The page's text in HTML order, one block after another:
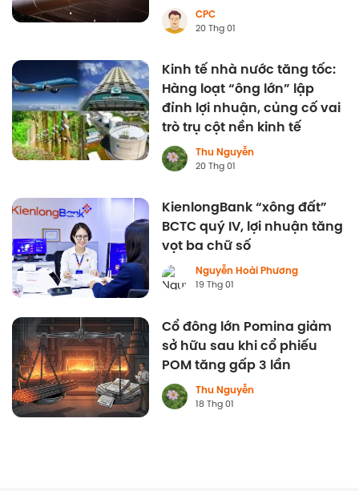
CPC
20 Thg 01
Kinh tế nhà nước tăng tốc:
Hàng loạt “ông lớn” lập
đỉnh lợi nhuận, củng cố vai
trò trụ cột nền kinh tế
Thu Nguyễn
20 Thg 01
KienlongBank “xông đất”
BCTC quý IV, lợi nhuận tăng
vọt ba chữ số
Nguyễn Hoài Phương
19 Thg 01
Cổ đông lớn Pomina giảm
sở hữu sau khi cổ phiếu
POM tăng gấp 3 lần
Thu Nguyễn
18 Thg 01